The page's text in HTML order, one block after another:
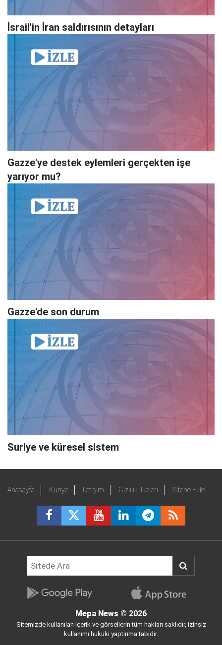
İsrail'in İran saldırısının detayları
Gazze'ye destek eylemleri gerçekten işe
yarıyor mu?
Gazze'de son durum
Suriye ve küresel sistem
Anasayfa Künye İletişim Gizlilik İlkeleri Sitene Ekle
Mepa News © 2026
Sitemizde kullanılan içerik ve görsellerin tüm hakları saklıdır, izinsiz
kullanımı hukuki yaptırıma tabidir.